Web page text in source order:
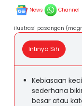
News Channel
ilustrasi pasangan
Intinya Sih
Kebiasaan
sederhana
besar atau